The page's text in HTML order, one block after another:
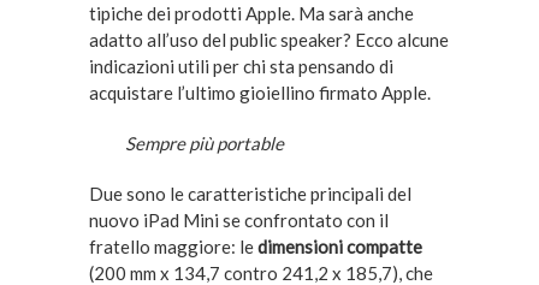
tipiche dei prodotti Apple. Ma sarà anche
adatto all’uso del public speaker? Ecco alcune
indicazioni utili per chi sta pensando di
acquistare l’ultimo gioiellino firmato Apple.
Sempre più portable
Due sono le caratteristiche principali del
nuovo iPad Mini se confrontato con il
fratello maggiore: ledimensioni compatte
(200 mm x 134,7 contro 241,2 x 185,7), che